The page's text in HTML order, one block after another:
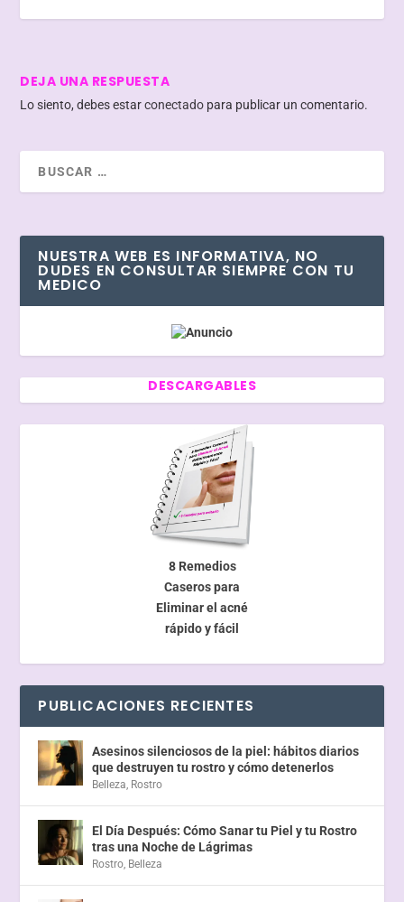
DEJA UNA RESPUESTA
Lo siento, debes estarconectado para publicar un comentario.
NUESTRA WEB ES INFORMATIVA, NO
DUDES EN CONSULTAR SIEMPRE CON TU
MEDICO
DESCARGABLES
8 Remedios
Caseros para
Eliminar el acné
rápido y fácil
PUBLICACIONES RECIENTES
Asesinos silenciosos de la piel: hábitos diarios
que destruyen tu rostro y cómo detenerlos
Belleza, Rostro
El Día Después: Cómo Sanar tu Piel y tu Rostro
tras una Noche de Lágrimas
Rostro, Belleza